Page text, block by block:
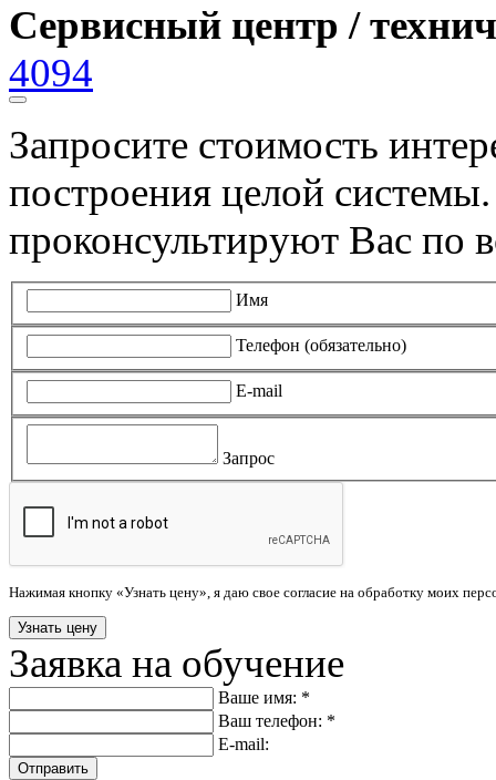
Сервисный центр /
4094
Запросите стоимость
построения целой
проконсультируют Вас по
Имя
Телефон (обязательно)
E-mail
Запрос
Нажимая кнопку «Узнать цену», я даю свое согласие на обработку моих
Заявка на обучение
Ваше имя: *
Ваш телефон: *
E-mail:
Отправить